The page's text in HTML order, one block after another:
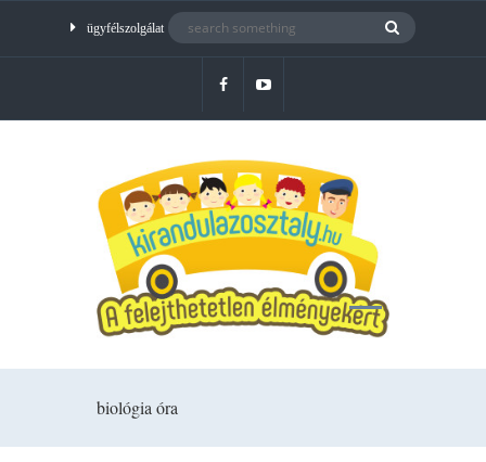
ügyfélszolgálat
biológia óra